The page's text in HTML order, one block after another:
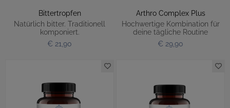
Bittertropfen
Natürlich bitter. Traditionell
komponiert.
€ 21,90
Arthro Complex Plus
Hochwertige Kombination für
deine tägliche Routine
€ 29,90